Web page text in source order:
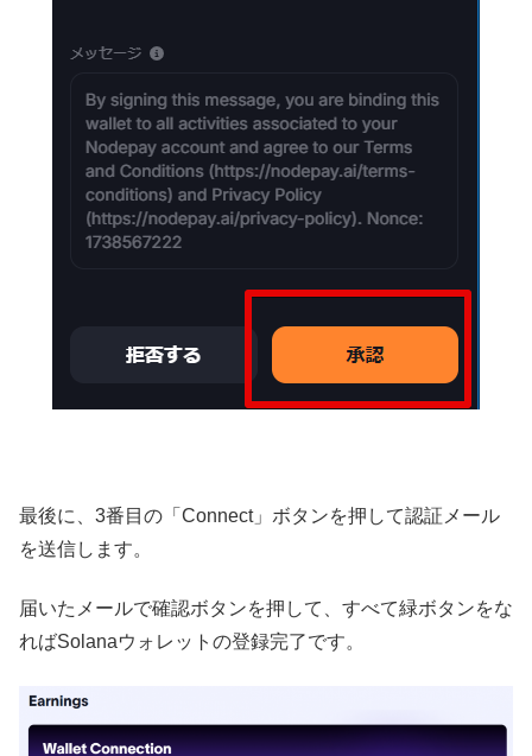
最後に、3番目の「Connect」ボタンを押して認証メール
を送信します。
届いたメールで確認ボタンを押して、すべて緑ボタンをな
ればSolanaウォレットの登録完了です。